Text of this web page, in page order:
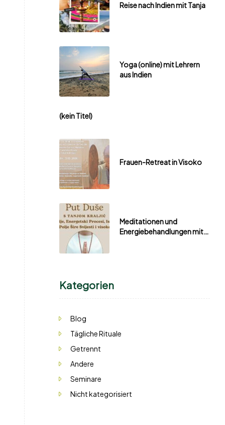
Reise nach Indien mit Tanja
Yoga (online) mit Lehrern
aus Indien
(kein Titel)
Frauen-Retreat in Visoko
Meditationen und
Energiebehandlungen mit
Kategorien
Blog
Tägliche Rituale
Getrennt
Andere
Seminare
Nicht kategorisiert